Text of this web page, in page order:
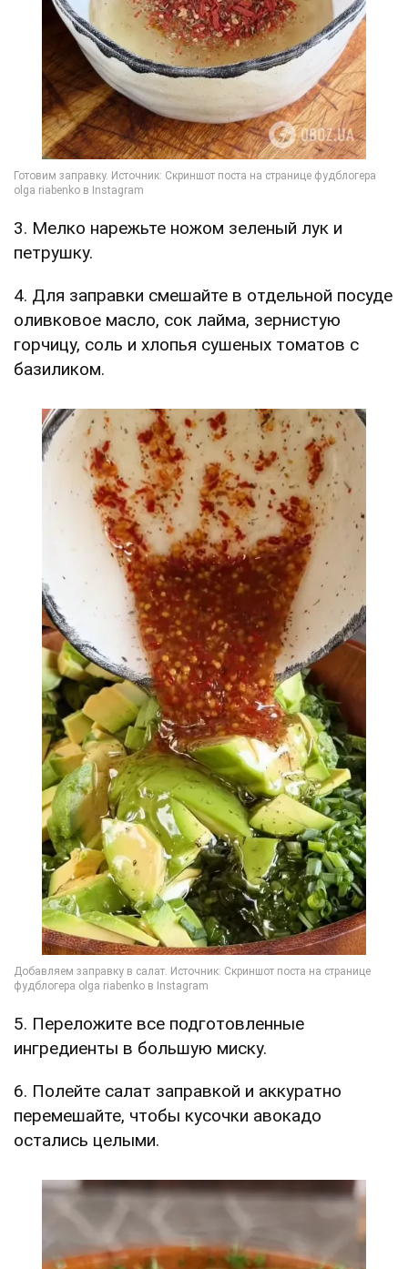
3. Мелко нарежьте ножом зеленый лук и
петрушку.
4. Для заправки смешайте в отдельной посуде
оливковое масло, сок лайма, зернистую
горчицу, соль и хлопья сушеных томатов с
базиликом.
5. Переложите все подготовленные
ингредиенты в большую миску.
6. Полейте салат заправкой и аккуратно
перемешайте, чтобы кусочки авокадо
остались целыми.